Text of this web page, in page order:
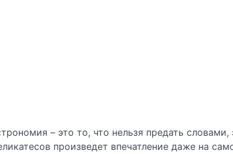
– это то, что нельзя предать словами,
произведет впечатление даже на